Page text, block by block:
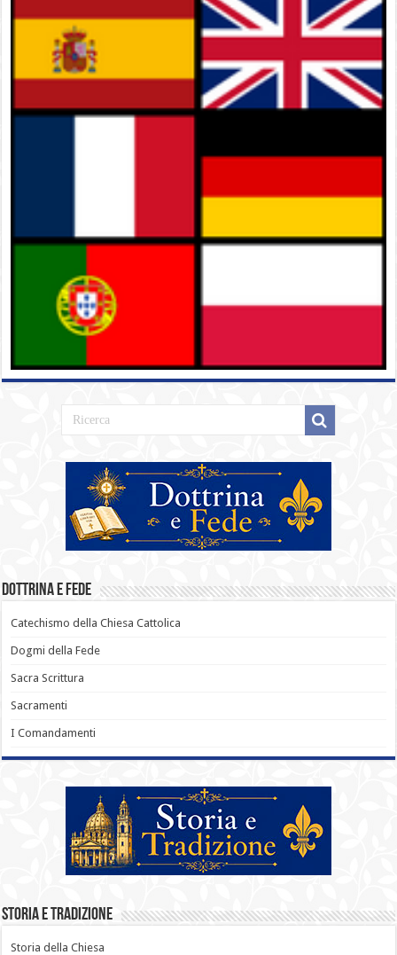
Dottrina e Fede
Catechismo della Chiesa Cattolica
Dogmi della Fede
Sacra Scrittura
Sacramenti
I Comandamenti
Storia e Tradizione
Storia della Chiesa